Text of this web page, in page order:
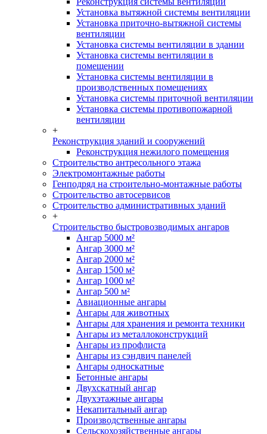
Установка вытяжной системы вентиляции
Установка приточно-вытяжной системы
вентиляции
Установка системы вентиляции в здании
Установка системы вентиляции в
помещении
Установка системы вентиляции в
производственных помещениях
Установка системы приточной вентиляции
Установка системы противопожарной
вентиляции
+
Реконструкция зданий и сооружений
Реконструкция нежилого помещения
Строительство антресольного этажа
Электромонтажные работы
Генподряд на строительно-монтажные работы
Строительство автосервисов
Строительство административных зданий
+
Строительство быстровозводимых ангаров
Ангар 5000 м²
Ангар 3000 м²
Ангар 2000 м²
Ангар 1500 м²
Ангар 1000 м²
Ангар 500 м²
Авиационные ангары
Ангары для животных
Ангары для хранения и ремонта техники
Ангары из металлоконструкций
Ангары из профлиста
Ангары из сэндвич панелей
Ангары односкатные
Бетонные ангары
Двухскатный ангар
Двухэтажные ангары
Некапитальный ангар
Производственные ангары
Сельскохозяйственные ангары